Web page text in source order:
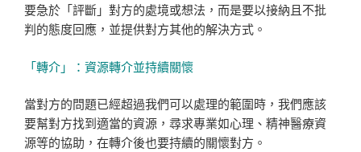
要急於「評斷」對方的處境或想法，而是要以接納且不批
判的態度回應，並提供對方其他的解決方式。
「轉介」：資源轉介並持續關懷
當對方的問題已經超過我們可以處理的範圍時，我們應該
要幫對方找到適當的資源，尋求專業如心理、精神醫療資
源等的協助，在轉介後也要持續的關懷對方。